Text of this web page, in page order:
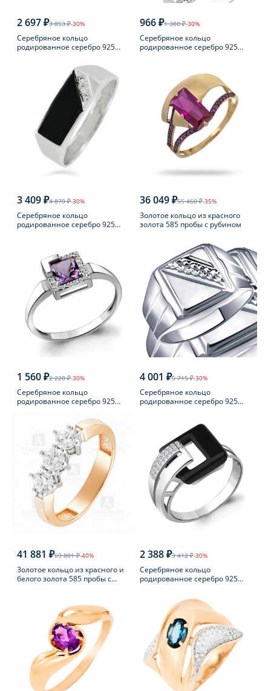
2 697 ₽3 853 ₽-30%
Серебряное кольцо
родированное серебро 925
966 ₽1 380 ₽-30%
Серебряное кольцо
родированное серебро 925
3 409 ₽4 870 ₽-30%
Серебряное кольцо
родированное серебро 925
36 049 ₽55 460 ₽-35%
Золотое кольцо из красного
золота 585 пробы с рубином
1 560 ₽2 228 ₽-30%
Серебряное кольцо
родированное серебро 925
4 001 ₽5 715 ₽-30%
Серебряное кольцо
родированное серебро 925
41 881 ₽69 801 ₽-40%
Золотое кольцо из красного и
белого золота 585 пробы с
2 388 ₽3 412 ₽-30%
Серебряное кольцо
родированное серебро 925